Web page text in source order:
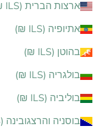
ארצות הברית (ILS ₪)
אתיופיה (ILS ₪)
בהוטן (ILS ₪)
בולגריה (ILS ₪)
בוליביה (ILS ₪)
בוסניה והרצגובינה (ILS ₪)